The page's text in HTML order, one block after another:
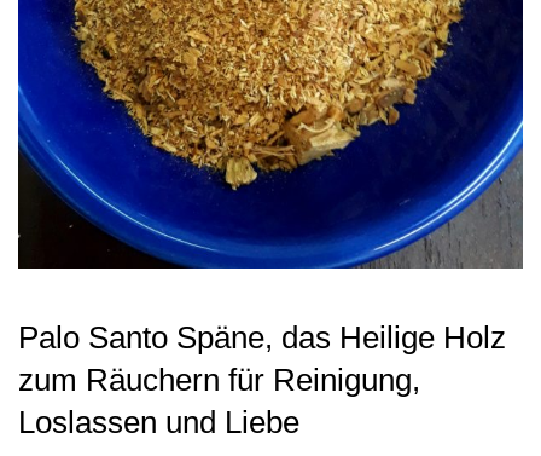
Palo Santo Späne, das Heilige Holz
zum Räuchern für Reinigung,
Loslassen und Liebe